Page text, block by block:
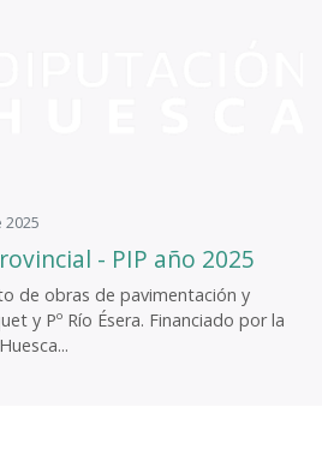
- PIP año 2025
de obras de pavimentación y
y Pº Río Ésera. Financiado por la